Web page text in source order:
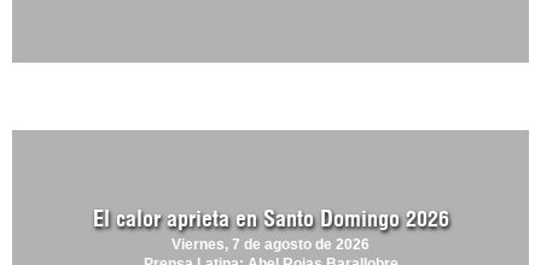
El calor aprieta en Santo Domingo 2026
Viernes, 7 de agosto de 2026